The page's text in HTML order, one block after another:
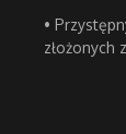
•
złożonych